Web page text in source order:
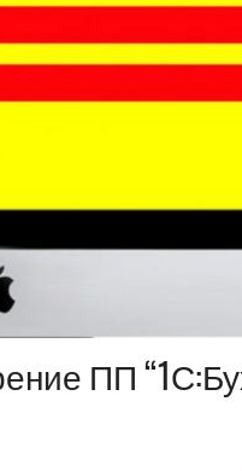
ПП